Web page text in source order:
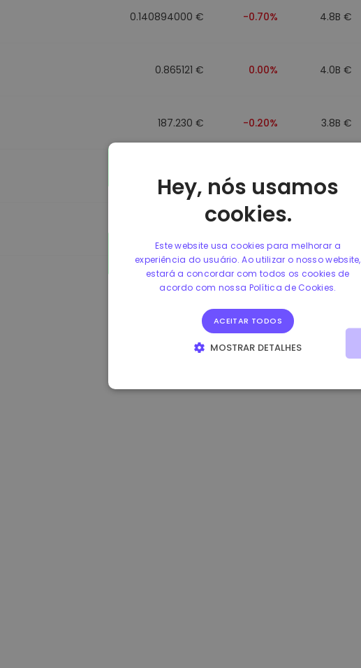
0.140894000 € -0.70% 4.8B €
0.865121 € 0.00% 4.0B €
187.230 € -0.20% 3.8B €
0.084060000 € +6.10% 3.3B €
Hey, nós usamos
cookies.
Este website usa cookies para melhorar a
experiência do usuário. Ao utilizar o nosso website,
estará a concordar com todos os cookies de
acordo com nossa Política de Cookies.
ACEITAR TODOS
MOSTRAR DETALHES